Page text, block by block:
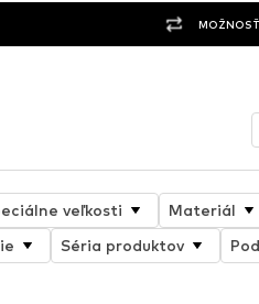
veľkosti Materiál
Séria produktov